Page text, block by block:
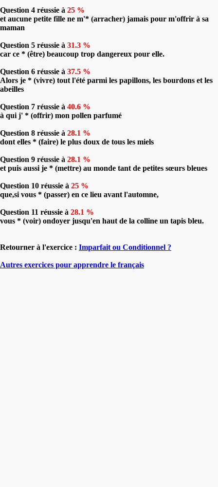
Question 4 réussie à 25 %
et aucune petite fille ne m'* (arracher) jamais pour m'offrir à sa
maman
Question 5 réussie à 31.3 %
car ce * (être) beaucoup trop dangereux pour elle.
Question 6 réussie à 37.5 %
Alors je * (vivre) tout l'été parmi les papillons, les bourdons et les
abeilles
Question 7 réussie à 40.6 %
à qui j' * (offrir) mon pollen parfumé
Question 8 réussie à 28.1 %
dont elles * (faire) le plus doux de tous les miels
Question 9 réussie à 28.1 %
et puis aussi je * (mettre) au monde tant de petites sœurs bleues
Question 10 réussie à 25 %
que,si vous * (passer) en ce lieu avant l'automne,
Question 11 réussie à 28.1 %
vous * (voir) ondoyer jusqu'en haut de la colline un tapis bleu.
Retourner à l'exercice : Imparfait ou Conditionnel ?
Autres exercices pour apprendre le français